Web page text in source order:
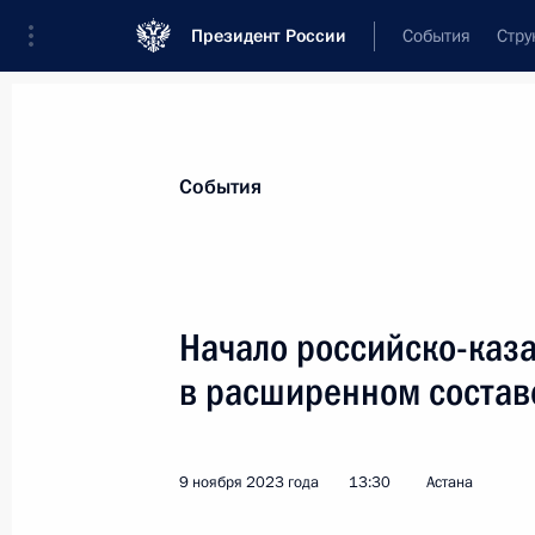
Президент России События
Белоруссии, Казахстана, Киргизии,
События
Начало российско-
в расширенном
9 ноября 2023 года 13:30 Астана